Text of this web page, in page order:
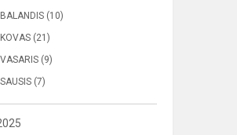
BALANDIS (10)
KOVAS (21)
VASARIS (9)
SAUSIS (7)